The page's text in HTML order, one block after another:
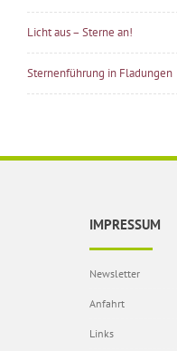
Licht aus – Sterne an!
Sternenführung in Fladungen
IMPRESSUM
Newsletter
Anfahrt
Links